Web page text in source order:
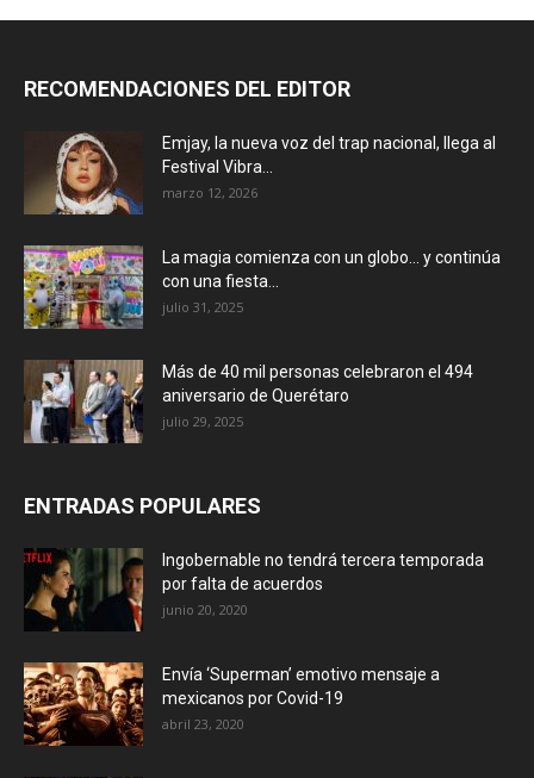
RECOMENDACIONES DEL EDITOR
Emjay, la nueva voz del trap nacional, llega al
Festival Vibra...
marzo 12, 2026
La magia comienza con un globo… y continúa
con una fiesta...
julio 31, 2025
Más de 40 mil personas celebraron el 494
aniversario de Querétaro
julio 29, 2025
ENTRADAS POPULARES
Ingobernable no tendrá tercera temporada
por falta de acuerdos
junio 20, 2020
Envía ‘Superman’ emotivo mensaje a
mexicanos por Covid-19
abril 23, 2020